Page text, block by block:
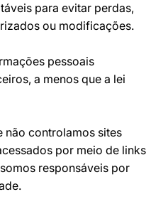
para evitar perdas,
ou modificações.
pessoais
a menos que a lei
não controlamos sites
por meio de links
responsáveis por